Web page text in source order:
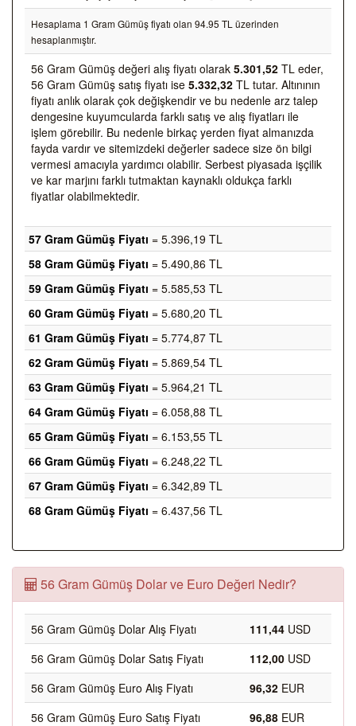
Hesaplama 1 Gram Gümüş fiyatı olan 94.95 TL üzerinden
hesaplanmıştır.
56 Gram Gümüş değeri alış fiyatı olarak 5.301,52 TL eder,
56 Gram Gümüş satış fiyatı ise 5.332,32 TL tutar. Altınının
fiyatı anlık olarak çok değişkendir ve bu nedenle arz talep
dengesine kuyumcularda farklı satış ve alış fiyatları ile
işlem görebilir. Bu nedenle birkaç yerden fiyat almanızda
fayda vardır ve sitemizdeki değerler sadece size ön bilgi
vermesi amacıyla yardımcı olabilir. Serbest piyasada işçilik
ve kar marjını farklı tutmaktan kaynaklı oldukça farklı
fiyatlar olabilmektedir.
57 Gram Gümüş Fiyatı = 5.396,19 TL
58 Gram Gümüş Fiyatı = 5.490,86 TL
59 Gram Gümüş Fiyatı = 5.585,53 TL
60 Gram Gümüş Fiyatı = 5.680,20 TL
61 Gram Gümüş Fiyatı = 5.774,87 TL
62 Gram Gümüş Fiyatı = 5.869,54 TL
63 Gram Gümüş Fiyatı = 5.964,21 TL
64 Gram Gümüş Fiyatı = 6.058,88 TL
65 Gram Gümüş Fiyatı = 6.153,55 TL
66 Gram Gümüş Fiyatı = 6.248,22 TL
67 Gram Gümüş Fiyatı = 6.342,89 TL
68 Gram Gümüş Fiyatı = 6.437,56 TL
56 Gram Gümüş Dolar ve Euro Değeri Nedir?
56 Gram Gümüş Dolar Alış Fiyatı 111,44 USD
56 Gram Gümüş Dolar Satış Fiyatı
112,00 USD
56 Gram Gümüş Euro Alış Fiyatı
96,32 EUR
56 Gram Gümüş Euro Satış Fiyatı
96,88 EUR